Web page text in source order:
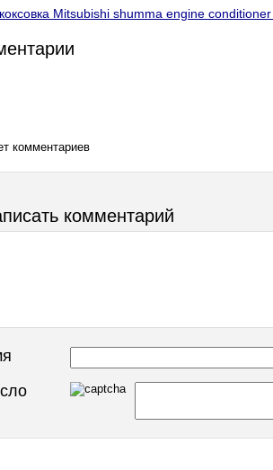
Mitsubishi shumma engine
комментариев
комментарий